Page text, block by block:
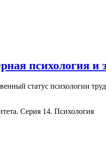
психология
статус психологии
Серия 14. Психология